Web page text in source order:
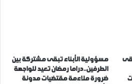
مسؤولية الأبناء تبقى مشتركة بين
الطرفين..دراما رمضان تعيد للواجهة
ضرورة ملاءمة مقتضيات مدونة